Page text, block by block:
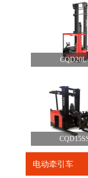
CQD20L
电动牵引车